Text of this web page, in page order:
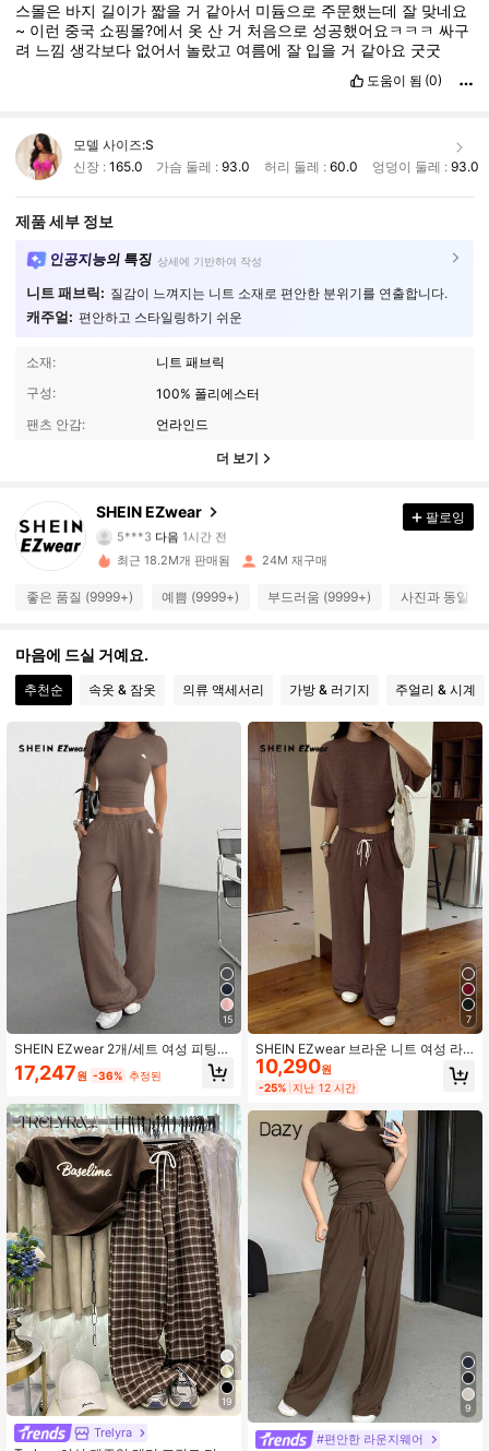
스몰은 바지 길이가 짧을 거 같아서 미듐으로 주문했는데 잘 맞네요
~ 이런 중국 쇼핑몰?에서 옷산 거 처음으로 성공했어요ㅋㅋㅋ싸구
려 느낌생각보다 없어서 놀랐고 여름에 잘 입을 거 같아요 굿굿
도움이 됨 (0)
모델 사이즈:S
신장 : 165.0 가슴 둘레 :93.0 허리 둘레 : 60.0 엉덩이 둘레 : 93.0
제품 세부 정보
인공지능의 특징 상세에 기반하여 작성
니트 패브릭: 질감이 느껴지는 니트 소재로 편안한 분위기를 연출합니다.
캐주얼: 편안하고 스타일링하기 쉬운
소재:
니트 패브릭
구성:
100% 폴리에스터
팬츠 안감:
언라인드
더 보기
SHEIN EZwear
g***9 가 탐색 중입니다
4.91
1.9M 팔로워
4.91 1.9M 팔로워
1.9M 팔로워
4.91 1.9M 팔로워
1.9M 팔로워
4.91
4.91 1.9M 팔로워
4.91 1.9M 팔로워
4.91 1.9M 팔로워
팔로잉
최근 18.2M개 판매됨 24M 재구매
좋은 품질 (9999+) 예쁨 (9999+) 부드러움 (9999+) 사진과 동일
마음에 드실 거예요.
추천순 속옷 & 잠옷 의류 액세서리 가방 & 러기지 주얼리 & 시계
15
SHEIN EZwear 2개/세트 여성 피팅
캐주얼 나이틀리 프린트 반팔 티셔츠
및 바지 세트, 홈웨어
17,247원 -36% 추정된
19
Trelyra
7
SHEIN EZwear 브라운 니트 여성 라
운드 넥 반팔 티셔츠 및 팬츠 캐주얼
세트 여성 2피스 의상 여성 여름 의상
2피스 여성 여름 코디 여성 캐주얼 의
상 여성 의상 세트 캐주얼 의상 여성
브라운 스웨트슈트 여성 2피스 의상
캐주얼 투피스 캐주얼 세트 의상 여성
용 투피스 캐주얼 세트 의상 캐주얼 2
피스 세트 레저 투피스 세트
10,290원
-25% 지난 12 시간
9
#편안한 라운지웨어